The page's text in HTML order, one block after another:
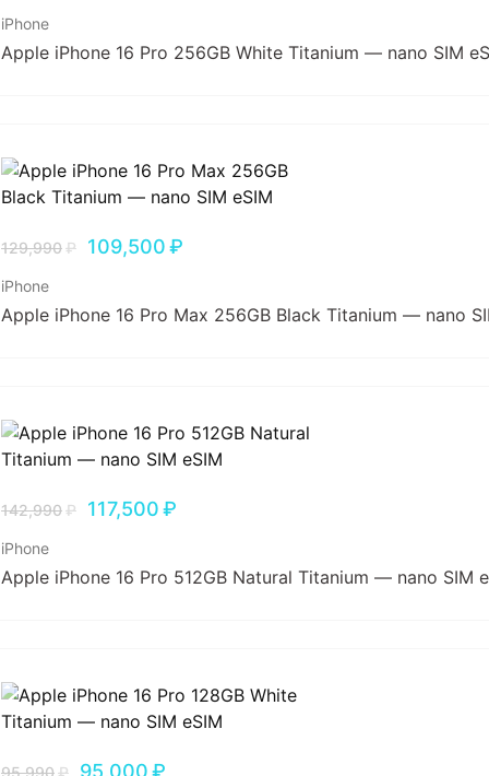
iPhone
Apple iPhone 16 Pro 256GB White Titanium — nano SIM
129,990₽ 109,500₽
iPhone
Apple iPhone 16 Pro Max 256GB Black Titanium — nano
142,990₽ 117,500₽
iPhone
Apple iPhone 16 Pro 512GB Natural Titanium — nano SIM
95,990₽ 95,000₽